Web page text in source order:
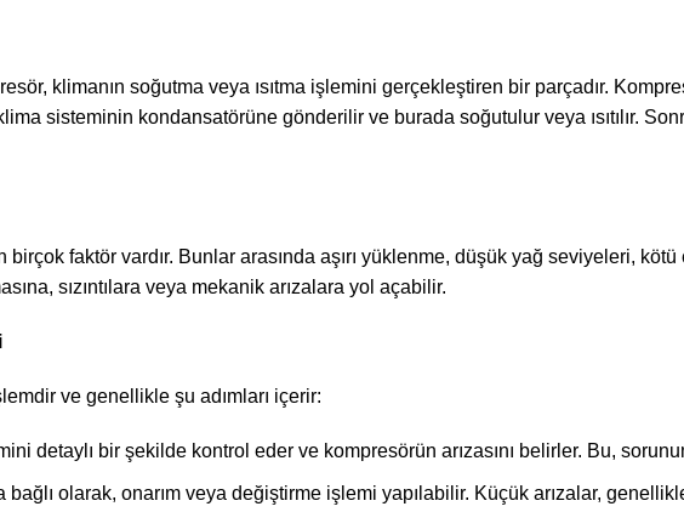
klimanın soğutma veya ısıtma işlemini gerçekleştiren bir parçadır.
sisteminin kondansatörüne gönderilir ve burada soğutulur veya ısıtılır.
faktör vardır. Bunlar arasında aşırı yüklenme, düşük yağ seviyeleri, kötü
sızıntılara veya mekanik arızalara yol açabilir.
ve genellikle şu adımları içerir:
detaylı bir şekilde kontrol eder ve kompresörün arızasını belirler. Bu,
bağlı olarak, onarım veya değiştirme işlemi yapılabilir. Küçük arızalar,